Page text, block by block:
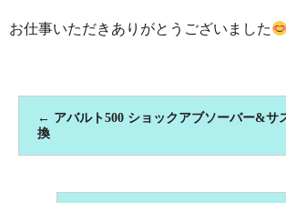
お仕事いただきありがとうございました
← アバルト500 ショックアブソーバー&サ
換